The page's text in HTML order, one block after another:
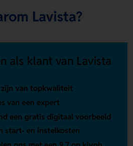
Lavista?
als klant van Lavista
van topkwaliteit
van een expert
een gratis digitaal voorbeeld
start- en instelkosten